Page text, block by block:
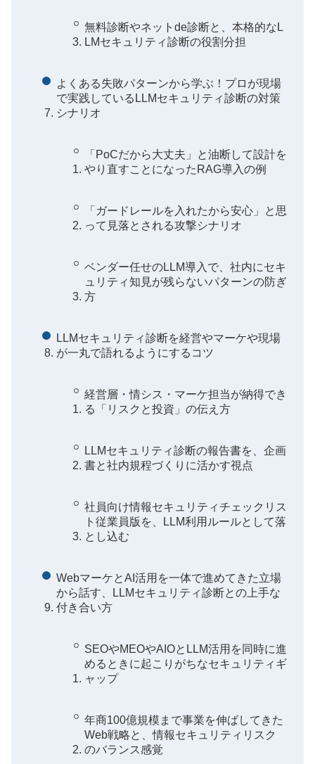
無料診断やネットde診断と、本格的なL
LMセキュリティ診断の役割分担
よくある失敗パターンから学ぶ！プロが現場
で実践しているLLMセキュリティ診断の対策
シナリオ
「PoCだから大丈夫」と油断して設計を
やり直すことになったRAG導入の例
「ガードレールを入れたから安心」と思
って見落とされる攻撃シナリオ
ベンダー任せのLLM導入で、社内にセキ
ュリティ知見が残らないパターンの防ぎ
方
LLMセキュリティ診断を経営やマーケや現場
が一丸で語れるようにするコツ
経営層・情シス・マーケ担当が納得でき
る「リスクと投資」の伝え方
LLMセキュリティ診断の報告書を、企画
書と社内規程づくりに活かす視点
社員向け情報セキュリティチェックリス
ト従業員版を、LLM利用ルールとして落
とし込む
WebマーケとAI活用を一体で進めてきた立場
から話す、LLMセキュリティ診断との上手な
付き合い方
SEOやMEOやAIOとLLM活用を同時に進
めるときに起こりがちなセキュリティギ
ャップ
年商100億規模まで事業を伸ばしてきた
Web戦略と、情報セキュリティリスク
のバランス感覚